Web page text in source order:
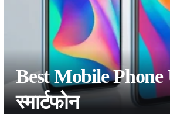
Best Mobile
स्मार्टफोन